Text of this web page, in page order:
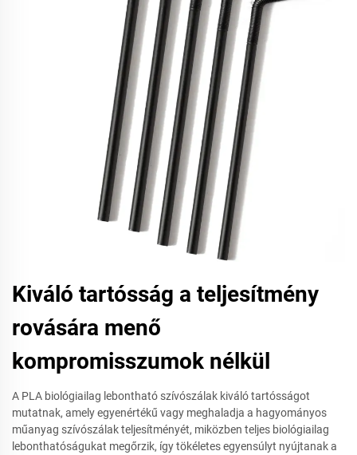
Kiváló tartósság a teljesítmény
rovására menő
kompromisszumok nélkül
A PLA biológiailag lebontható szívószálak kiváló tartósságot
mutatnak, amely egyenértékű vagy meghaladja a hagyományos
műanyag szívószálak teljesítményét, miközben teljes biológiailag
lebonthatóságukat megőrzik, így tökéletes egyensúlyt nyújtanak a